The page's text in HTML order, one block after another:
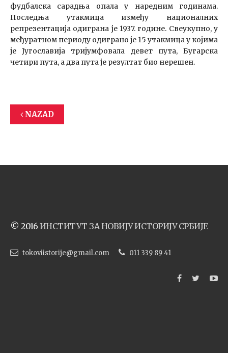
фудбалска сарадња опала у наредним годинама.
Последња утакмица између националних
репрезентација одиграна је 1937. године. Свеукупно, у
међуратном периоду одиграно је 15 утакмица у којима
је Југославија тријумфовала девет пута, Бугарска
четири пута, а два пута је резултат био нерешен.
NAZAD
© 2016 ИНСТИТУТ ЗА НОВИЈУ ИСТОРИЈУ СРБИЈЕ
tokoviistorije@gmail.com 011 339 89 41